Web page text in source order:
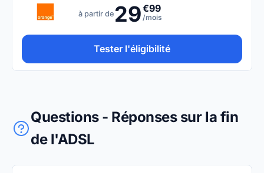
à partir de 29€99
/mois
Tester l'éligibilité
Questions - Réponses sur la fin
de l'ADSL